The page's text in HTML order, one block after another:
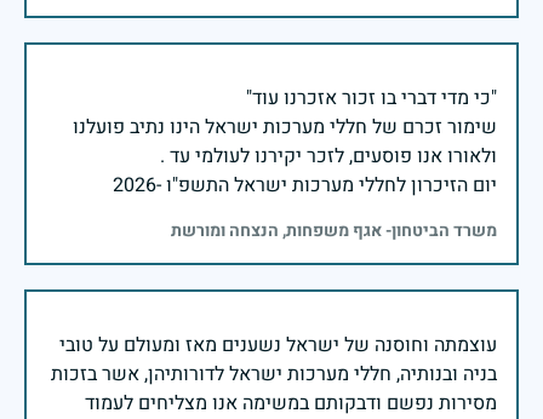
שימור זכרם של חללי מערכות ישראל הינו נתיב פועלנו
יום הזיכרון לחללי מערכות ישראל התשפ"ו -2026
משרד הביטחון- אגף משפחות, הנצחה ומורשת
עוצמתה וחוסנה של ישראל נשענים מאז ומעולם על טובי
בניה ובנותיה, חללי מערכות ישראל לדורותיהן, אשר בזכות
מסירות נפשם ודבקותם במשימה אנו מצליחים לעמוד